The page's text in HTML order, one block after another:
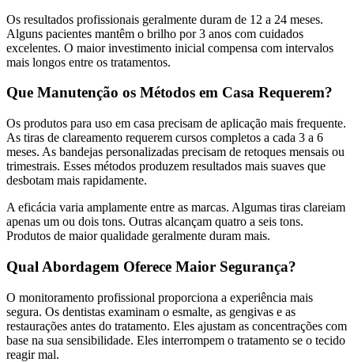
Os resultados profissionais geralmente duram de 12 a 24 meses.
Alguns pacientes mantêm o brilho por 3 anos com cuidados
excelentes. O maior investimento inicial compensa com intervalos
mais longos entre os tratamentos.
Que Manutenção os Métodos em Casa Requerem?
Os produtos para uso em casa precisam de aplicação mais frequente.
As tiras de clareamento requerem cursos completos a cada 3 a 6
meses. As bandejas personalizadas precisam de retoques mensais ou
trimestrais. Esses métodos produzem resultados mais suaves que
desbotam mais rapidamente.
A eficácia varia amplamente entre as marcas. Algumas tiras clareiam
apenas um ou dois tons. Outras alcançam quatro a seis tons.
Produtos de maior qualidade geralmente duram mais.
Qual Abordagem Oferece Maior Segurança?
O monitoramento profissional proporciona a experiência mais
segura. Os dentistas examinam o esmalte, as gengivas e as
restaurações antes do tratamento. Eles ajustam as concentrações com
base na sua sensibilidade. Eles interrompem o tratamento se o tecido
reagir mal.